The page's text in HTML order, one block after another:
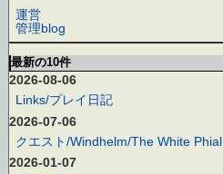
運営
管理blog
最新の10件
2026-08-06
Links/プレイ日記
2026-07-06
クエスト/Windhelm/The White Phial
2026-01-07